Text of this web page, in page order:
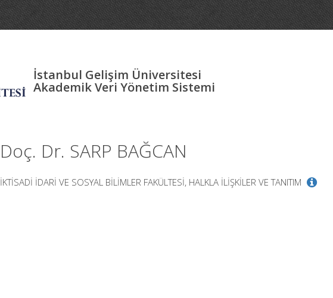
İstanbul Gelişim Üniversitesi
Akademik Veri Yönetim Sistemi
Doç. Dr. SARP BAĞCAN
İKTİSADİ İDARİ VE SOSYAL BİLİMLER FAKÜLTESİ, HALKLA İLİŞKİLER VE TANITIM